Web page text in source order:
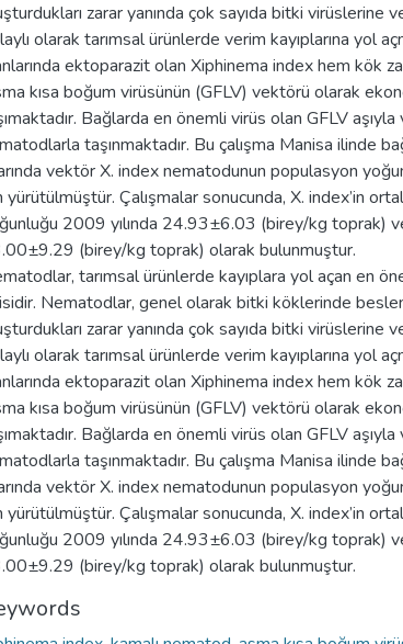
zarar yanında çok sayıda bitki virüslerine
olarak tarımsal ürünlerde verim kayıplarına yol
ektoparazit olan Xiphinema index hem kök
kısa boğum virüsünün (GFLV) vektörü olarak
Bağlarda en önemli virüs olan GFLV
taşınmaktadır. Bu çalışma Manisa ilinde
vektör X. index nematodunun populasyon
yürütülmüştür. Çalışmalar sonucunda, X. index’in
2009 yılında 24.93±6.03 (birey/kg toprak)
(birey/kg toprak) olarak bulunmuştur.
tarımsal ürünlerde kayıplara yol açan en
Nematodlar, genel olarak bitki köklerinde
zarar yanında çok sayıda bitki virüslerine
olarak tarımsal ürünlerde verim kayıplarına yol
ektoparazit olan Xiphinema index hem kök
kısa boğum virüsünün (GFLV) vektörü olarak
Bağlarda en önemli virüs olan GFLV
taşınmaktadır. Bu çalışma Manisa ilinde
vektör X. index nematodunun populasyon
yürütülmüştür. Çalışmalar sonucunda, X. index’in
2009 yılında 24.93±6.03 (birey/kg toprak)
(birey/kg toprak) olarak bulunmuştur.